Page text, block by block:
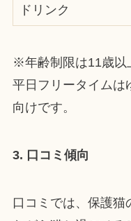
ドリンク
※年齢制限は11歳以
平日フリータイムは
向けです。
3. 口コミ傾向
口コミでは、保護猫